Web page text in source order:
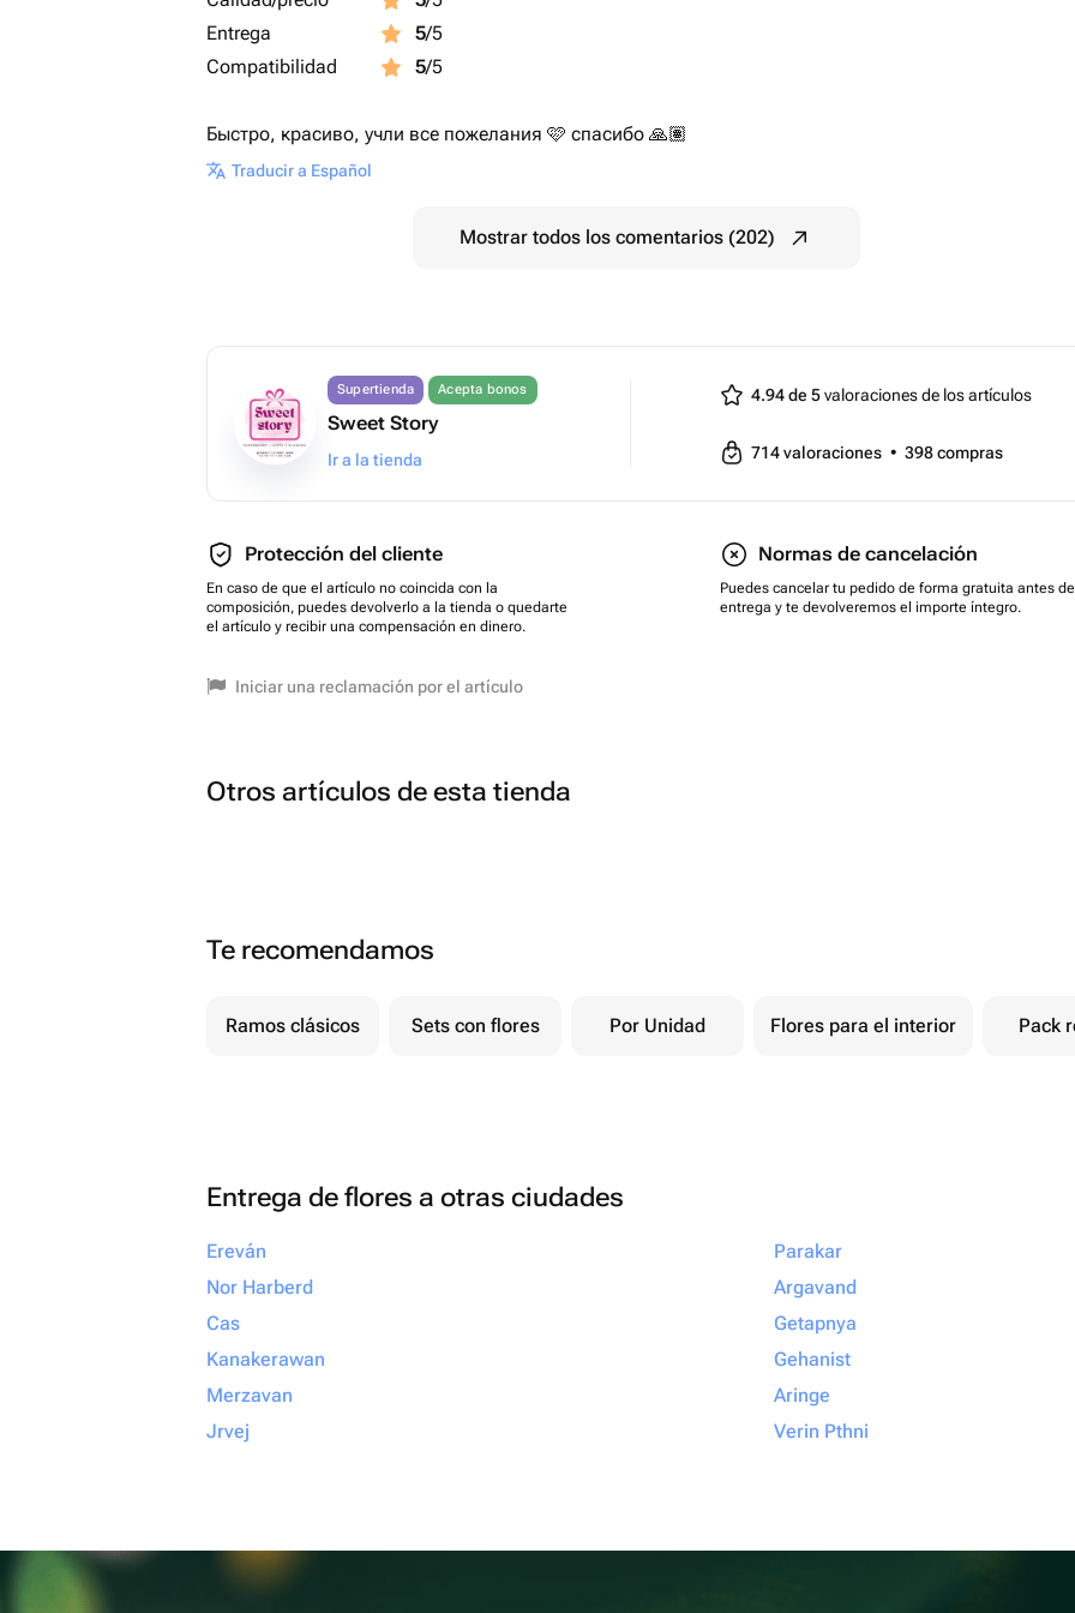
Entrega
5/5
Compatibilidad
5/5
Быстро, красиво, учли все пожелания 🩷 спасибо 🙏🏽
Traducir a Español
Mostrar todos los comentarios (202)
Supertienda Acepta bonos
Sweet Story
Ir a la tienda
4.94 de 5valoraciones de los artículos
714valoraciones • 398compras
Protección del cliente
En caso de que el artículo no coincida con la
composición, puedes devolverlo a la tienda o quedarte
el artículo y recibir una compensación en dinero.
Normas de cancelación
Puedes cancelar tu pedido de forma gratuita antes
entrega y te devolveremos el importe íntegro.
Iniciar una reclamación por el artículo
Otros artículos de esta tienda
Te recomendamos
Ramos clásicos Sets con flores Por Unidad Flores para el interior Pack
Entrega de flores a otras ciudades
Ereván
Nor Harberd
Cas
Kanakerawan
Merzavan
Jrvej
Parakar
Argavand
Getapnya
Gehanist
Aringe
Verin Pthni